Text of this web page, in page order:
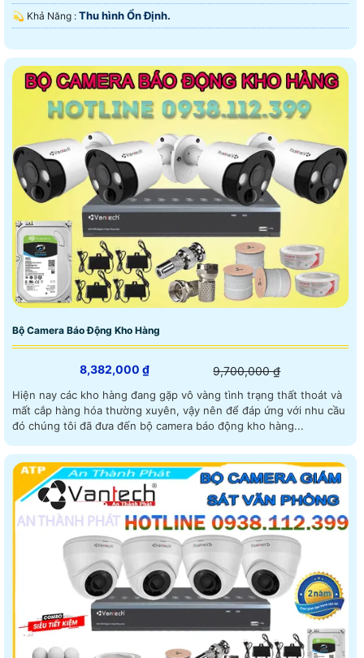
️💫 Khả Năng : Thu hình Ổn Định.
Bộ Camera Báo Động Kho Hàng
8,382,000 ₫ 9,700,000 ₫
Hiện nay các kho hàng đang gặp vô vàng tình trạng thất thoát và
mất cắp hàng hóa thường xuyên, vậy nên để đáp ứng với nhu cầu
đó chúng tôi đã đưa đến bộ camera báo động kho hàng...